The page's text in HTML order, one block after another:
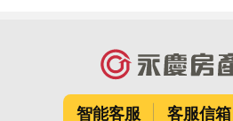
智能客服 客服信箱